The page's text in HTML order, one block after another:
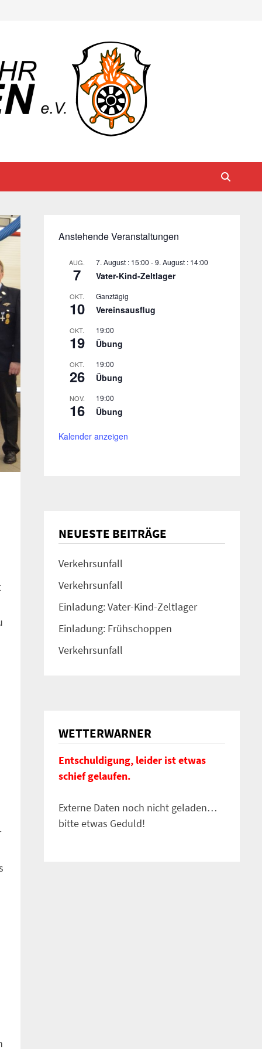
Anstehende Veranstaltungen
AUG.
7
7. August : 15:00 -9. August : 14:00
Vater-Kind-Zeltlager
OKT.
10
Ganztägig
Vereinsausflug
OKT.
19
19:00
Übung
OKT.
26
19:00
Übung
NOV.
16
19:00
Übung
Kalender anzeigen
NEUESTE BEITRÄGE
Verkehrsunfall
Verkehrsunfall
Einladung: Vater-Kind-Zeltlager
Einladung: Frühschoppen
Verkehrsunfall
WETTERWARNER
Entschuldigung, leider ist etwas
schief gelaufen.
Externe Daten noch nicht geladen…
bitte etwas Geduld!